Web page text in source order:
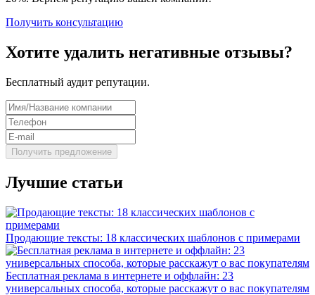
Получить консультацию
Хотите удалить негативные отзывы?
Бесплатный аудит репутации.
Лучшие статьи
Продающие тексты: 18 классических шаблонов с примерами
Бесплатная реклама в интернете и оффлайн: 23
универсальных способа, которые расскажут о вас покупателям